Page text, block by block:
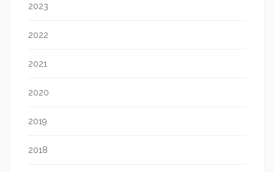
2023
2022
2021
2020
2019
2018